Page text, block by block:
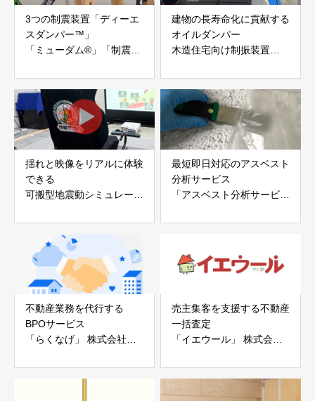
3つの制震装置「ディーエ
スダンパー™」
「ミューダム®」「制震テ
アイディールブレーン株式
会社
建物の長寿命化に貢献する
オイルダンパー
木造住宅向け制振装置
株式会社evoltz
揺れと映像をリアルに体験
できる
可搬型地震動シミュレータ
白山工業株式会社
最短即日対応のアスベスト
分析サービス
「アスベスト分析サービ
不動産業務を代行する
BPOサービス
「らくなげ」 株式会社い
売主集客を支援する不動産
一括査定
「イエウール」 株式会社